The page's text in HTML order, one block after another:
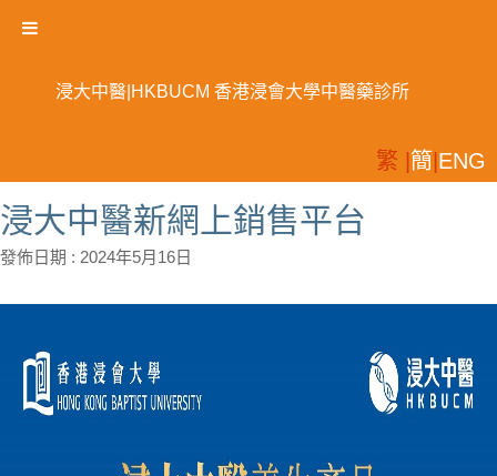
浸大中醫新網上銷售平台
發佈日期 : 2024年5月16日
浸大中醫|HKBUCM 香港浸會大學中醫藥診所
繁 | 簡 ENG